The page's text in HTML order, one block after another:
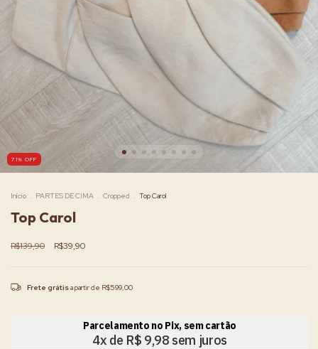
71% OFF
Início . PARTES DE CIMA . Cropped . Top Carol
Top Carol
R$139,90 R$39,90
Frete grátisa partir de R$599,00